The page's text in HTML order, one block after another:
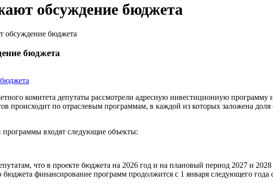
обсуждение бюджета
обсуждение бюджета
бюджета
комитета депутаты рассмотрели адресную инвестиционную
происходит по отраслевым программам, в каждой из которых заложена
входят следующие объекты:
что в проекте бюджета на 2026 год и на плановый период 2027 и
финансирование программ продолжится с 1 января следующего года